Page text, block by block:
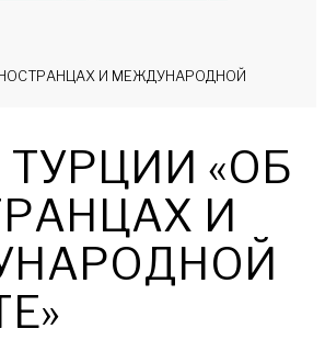
И МЕЖДУНАРОДНОЙ
«ОБ
И